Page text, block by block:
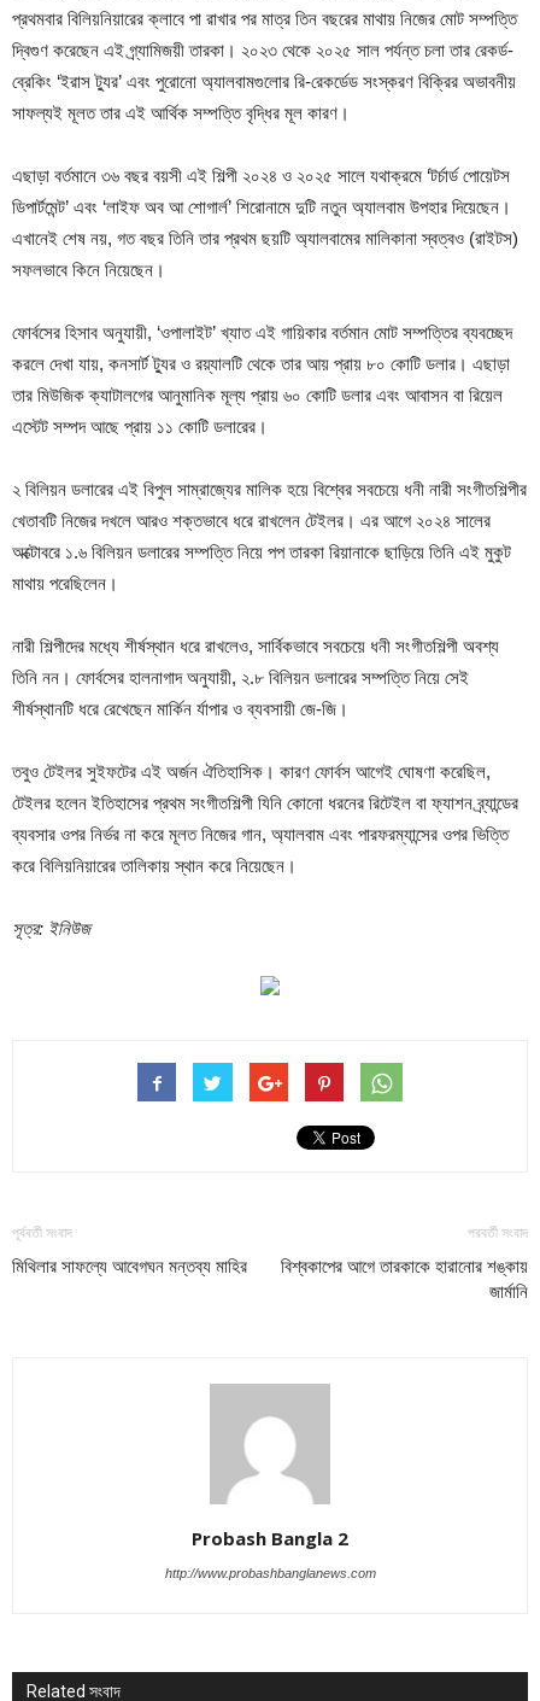
প্রথমবার বিলিয়নিয়ারের ক্লাবে পা রাখার পর মাত্র তিন বছরের মাথায় নিজের মোট সম্পত্তি
দ্বিগুণ করেছেন এই গ্র্যামিজয়ী তারকা। ২০২৩ থেকে ২০২৫ সাল পর্যন্ত চলা তার রেকর্ড-
ব্রেকিং ‘ইরাস ট্যুর’ এবং পুরোনো অ্যালবামগুলোর রি-রেকর্ডেড সংস্করণ বিক্রির অভাবনীয়
সাফল্যই মূলত তার এই আর্থিক সম্পত্তি বৃদ্ধির মূল কারণ।
এছাড়া বর্তমানে ৩৬ বছর বয়সী এই শিল্পী ২০২৪ ও ২০২৫ সালে যথাক্রমে ‘টর্চার্ড পোয়েটস
ডিপার্টমেন্ট’ এবং ‘লাইফ অব আ শোগার্ল’ শিরোনামে দুটি নতুন অ্যালবাম উপহার দিয়েছেন।
এখানেই শেষ নয়, গত বছর তিনি তার প্রথম ছয়টি অ্যালবামের মালিকানা স্বত্বও (রাইটস)
সফলভাবে কিনে নিয়েছেন।
ফোর্বসের হিসাব অনুযায়ী, ‘ওপালাইট’ খ্যাত এই গায়িকার বর্তমান মোট সম্পত্তির ব্যবচ্ছেদ
করলে দেখা যায়, কনসার্ট ট্যুর ও রয়্যালটি থেকে তার আয় প্রায় ৮০ কোটি ডলার। এছাড়া
তার মিউজিক ক্যাটালগের আনুমানিক মূল্য প্রায় ৬০ কোটি ডলার এবং আবাসন বা রিয়েল
এস্টেট সম্পদ আছে প্রায় ১১ কোটি ডলারের।
২ বিলিয়ন ডলারের এই বিপুল সাম্রাজ্যের মালিক হয়ে বিশ্বের সবচেয়ে ধনী নারী সংগীতশিল্পীর
খেতাবটি নিজের দখলে আরও শক্তভাবে ধরে রাখলেন টেইলর। এর আগে ২০২৪ সালের
অক্টোবরে ১.৬ বিলিয়ন ডলারের সম্পত্তি নিয়ে পপ তারকা রিয়ানাকে ছাড়িয়ে তিনি এই মুকুট
মাথায় পরেছিলেন।
নারী শিল্পীদের মধ্যে শীর্ষস্থান ধরে রাখলেও, সার্বিকভাবে সবচেয়ে ধনী সংগীতশিল্পী অবশ্য
তিনি নন। ফোর্বসের হালনাগাদ অনুযায়ী, ২.৮ বিলিয়ন ডলারের সম্পত্তি নিয়ে সেই
শীর্ষস্থানটি ধরে রেখেছেন মার্কিন র্যাপার ও ব্যবসায়ী জে-জি।
তবুও টেইলর সুইফটের এই অর্জন ঐতিহাসিক। কারণ ফোর্বস আগেই ঘোষণা করেছিল,
টেইলর হলেন ইতিহাসের প্রথম সংগীতশিল্পী যিনি কোনো ধরনের রিটেইল বা ফ্যাশন ব্র্যান্ডের
ব্যবসার ওপর নির্ভর না করে মূলত নিজের গান, অ্যালবাম এবং পারফরম্যান্সের ওপর ভিত্তি
করে বিলিয়নিয়ারের তালিকায় স্থান করে নিয়েছেন।
সূত্র: ইনিউজ
পূর্ববর্তী সংবাদ
মিথিলার সাফল্যে আবেগঘন মন্তব্য মাহির
পরবর্তী সংবাদ
বিশ্বকাপের আগে তারকাকে হারানোর শঙ্কায়
জার্মানি
Probash Bangla 2
http://www.probashbanglanews.com
Related সংবাদ